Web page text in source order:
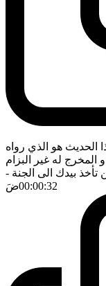
هو الذي رواه
المخرج له غير البزام
بيدك الى الجنة -
00:00:32ضَ